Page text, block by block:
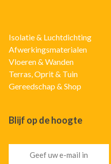
Isolatie & Luchtdichting
Afwerkingsmaterialen
Vloeren & Wanden
Terras, Oprit & Tuin
Gereedschap & Shop
Blijf op de hoogte